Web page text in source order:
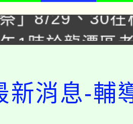
)教師甄選結果
缺額)
」8/29、30在
場!
1時於龍潭區
27日，桃園電
園市運動會8/
新消息-輔